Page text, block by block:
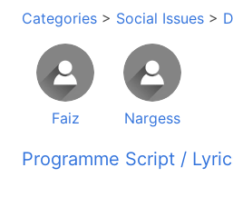
Categories > Social Issues >
Faiz Nargess
Programme Script /